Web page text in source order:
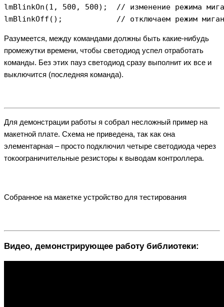
lmBlinkOn(1, 500, 500);  // изменение режима
Разумеется, между командами должны быть какие-нибудь
промежутки времени, чтобы светодиод успел отработать
команды. Без этих пауз светодиод сразу выполнит их все и
выключится (последняя команда).
Для демонстрации работы я собрал несложный пример на
макетной плате. Схема не приведена, так как она
элементарная – просто подключил четыре светодиода через
токоограничительные резисторы к выводам контроллера.
Собранное на макетке устройство для тестирования
Видео, демонстрирующее работу библиотеки: